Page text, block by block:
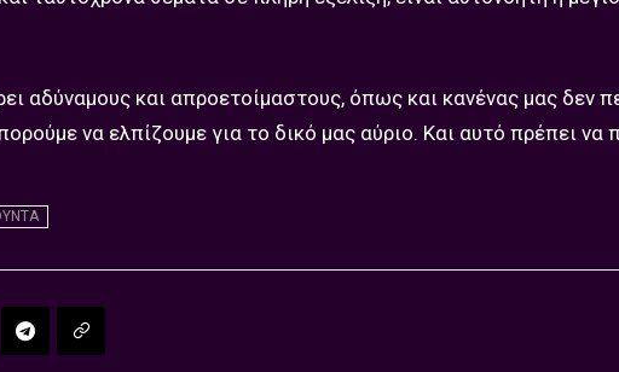
αδύναμους και απροετοίμαστους, όπως και κανένας μας δεν
να ελπίζουμε για το δικό μας αύριο. Και αυτό πρέπει να